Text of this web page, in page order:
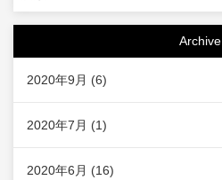
索
Archive
2020年9月 (6)
2020年7月 (1)
2020年6月 (16)